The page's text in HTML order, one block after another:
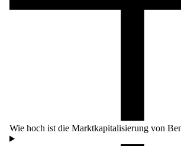
Wie hoch ist die Marktkapitalisierung von